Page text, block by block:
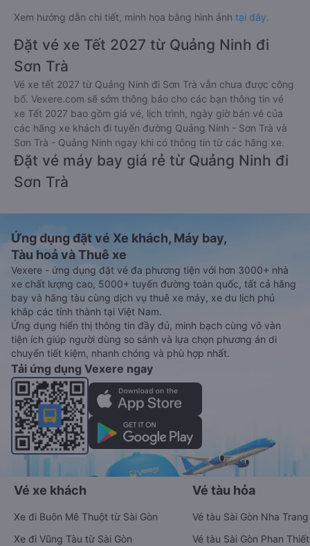
Xem hướng dẫn chi tiết, minh họa bằng hình ảnh tại đây.
Đặt vé xe Tết 2027 từ Quảng Ninh đi
Sơn Trà
Vé xe tết 2027 từ Quảng Ninh đi Sơn Trà vẫn chưa được công
bố. Vexere.com sẽ sớm thông báo cho các bạn thông tin vé
xe Tết 2027 bao gồm giá vé, lịch trình, ngày giờ bán vé của
các hãng xe khách đi tuyến đường Quảng Ninh - Sơn Trà và
Sơn Trà - Quảng Ninh ngay khi có thông tin từ các hãng xe.
Đặt vé máy bay giá rẻ từ Quảng Ninh đi
Sơn Trà
Ứng dụng đặt vé Xe khách, Máy bay,
Tàu hoả và Thuê xe
Vexere - ứng dụng đặt vé đa phương tiện với hơn 3000+ nhà
xe chất lượng cao, 5000+ tuyến đường toàn quốc, tất cả hãng
bay và hãng tàu cùng dịch vụ thuê xe máy, xe du lịch phủ
khắp các tỉnh thành tại Việt Nam.
Ứng dụng hiển thị thông tin đầy đủ, minh bạch cùng vô vàn
tiện ích giúp người dùng so sánh và lựa chọn phương án di
chuyển tiết kiệm, nhanh chóng và phù hợp nhất.
Tải ứng dụng Vexere ngay
Vé xe khách
Xe đi Buôn Mê Thuột từ Sài Gòn
Xe đi Vũng Tàu từ Sài Gòn
Vé tàu hỏa
Vé tàu Sài Gòn Nha Trang
Vé tàu Sài Gòn Phan Thiết